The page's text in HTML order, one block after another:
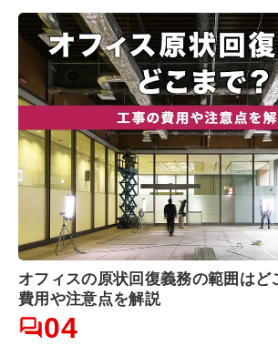
オフィスの原状回復義務の範囲はど
費用や注意点を解説
04